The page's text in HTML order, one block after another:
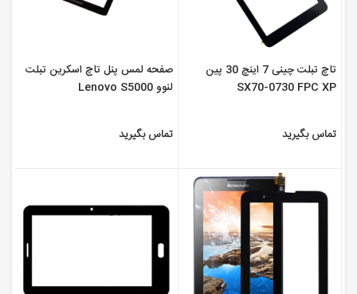
تاچ تبلت چینی 7 اینچ 30 پین
SX70-0730 FPC XP
تماس بگیرید
صفحه لمس پنل تاچ اسکرین تبلت
لنوو Lenovo S5000
تماس بگیرید